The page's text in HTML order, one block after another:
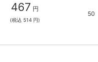
467 円
(税込 514 円)
50